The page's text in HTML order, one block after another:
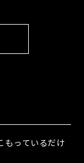
もっているだけ